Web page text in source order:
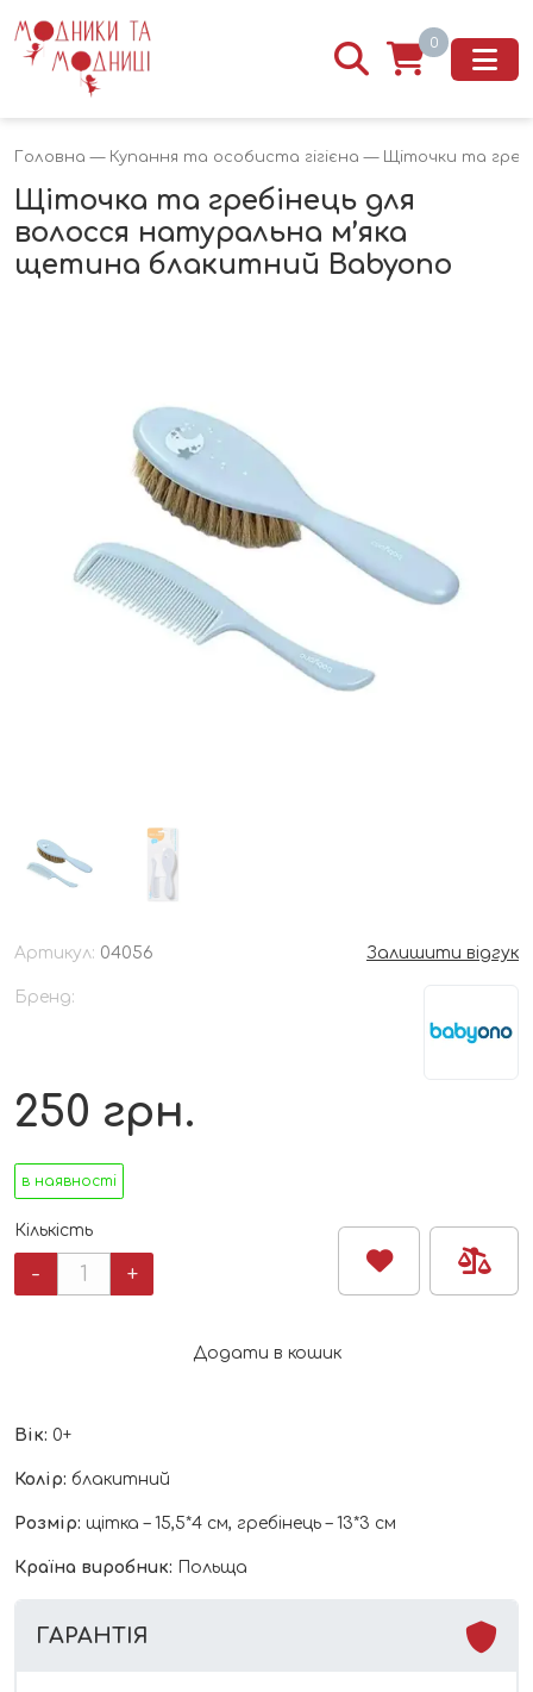
0
Головна — Купання та особиста гігієна — Щіточки та
Щіточка та гребінець для
волосся натуральна м’яка
щетина блакитний Babyono
Артикул: 04056 Залишити відгук
Бренд:
250 грн.
в наявності
Кількість
-
Щіточка
щетина
Babyono
кількість
+
Додати в кошик
Вік: 0+
Колір: блакитний
Розмір: щітка – 15,5*4 см, гребінець – 13*3 см
Країна виробник: Польща
ГАРАНТІЯ